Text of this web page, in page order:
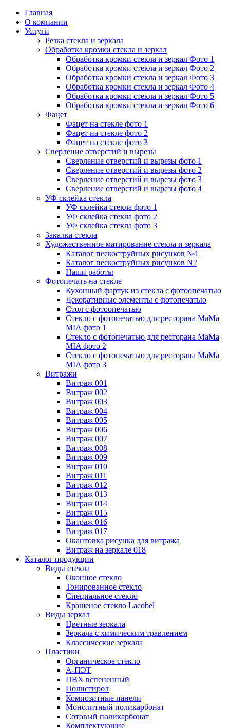
Главная
О компании
Услуги
Резка стекла и зеркала
Обработка кромки стекла и зеркал
Обработка кромки стекла и зеркал Фото 1
Обработка кромки стекла и зеркал Фото 2
Обработка кромки стекла и зеркал Фото 3
Обработка кромки стекла и зеркал Фото 4
Обработка кромки стекла и зеркал Фото 5
Обработка кромки стекла и зеркал Фото 6
Фацет
Фацет на стекле фото 1
Фацет на стекле фото 2
Фацет на стекле фото 3
Сверление отверстий и вырезы
Сверление отверстий и вырезы фото 1
Сверление отверстий и вырезы фото 2
Сверление отверстий и вырезы фото 3
Сверление отверстий и вырезы фото 4
УФ склейка стекла
УФ склейка стекла фото 1
УФ склейка стекла фото 2
УФ склейка стекла фото 3
Закалка стекла
Художественное матирование стекла и зеркала
Каталог пескоструйных рисунков №1
Каталог пескоструйных рисунков N2
Наши работы
Фотопечать на стекле
Кухонный фартук из стекла с фотоопечатью
Декоративные элементы с фотопечатью
Стол с фотоопечатью
Стекло с фотопечатью для ресторана MaMa
MIA фото 1
Стекло с фотопечатью для ресторана MaMa
MIA фото 2
Стекло с фотопечатью для ресторана MaMa
MIA фото 3
Витражи
Витраж 001
Витраж 002
Витраж 003
Витраж 004
Витраж 005
Витраж 006
Витраж 007
Витраж 008
Витраж 009
Витраж 010
Витраж 011
Витраж 012
Витраж 013
Витраж 014
Витраж 015
Витраж 016
Витраж 017
Окантовка рисунка для витража
Витраж на зеркале 018
Каталог продукции
Виды стекла
Оконное стекло
Тонированное стекло
Специальное стекло
Крашеное стекло Lacobel
Виды зеркал
Цветные зеркала
Зеркала с химическим травлением
Классические зеркала
Пластики
Органическое стекло
А-ПЭТ
ПВХ вспененный
Полистирол
Композитные панели
Монолитный поликарбонат
Сотовый поликарбонат
Комплектующие